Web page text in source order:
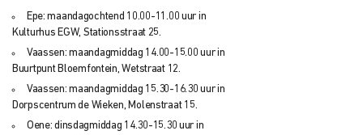
Epe: maandagochtend 10.00-11.00 uur in
Kulturhus EGW, Stationsstraat 25.
Vaassen: maandagmiddag 14.00-15.00 uur in
Buurtpunt Bloemfontein, Wetstraat 12.
Vaassen: maandagmiddag 15.30-16.30 uur in
Dorpscentrum de Wieken, Molenstraat 15.
Oene: dinsdagmiddag 14.30-15.30 uur in